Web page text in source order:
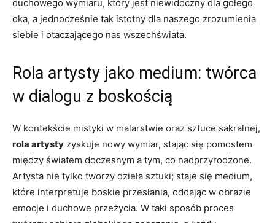
duchowego wymiaru, który jest niewidoczny dla gołego
oka, a jednocześnie tak istotny dla naszego zrozumienia
siebie i otaczającego nas wszechświata.
Rola artysty jako medium: twórca
w dialogu z boskością
W kontekście mistyki w malarstwie oraz sztuce sakralnej,
rola artysty zyskuje nowy wymiar, stając się pomostem
między światem doczesnym a tym, co nadprzyrodzone.
Artysta nie tylko tworzy dzieła sztuki; staje się medium,
które interpretuje boskie przesłania, oddając w obrazie
emocje i duchowe przeżycia. W taki sposób proces